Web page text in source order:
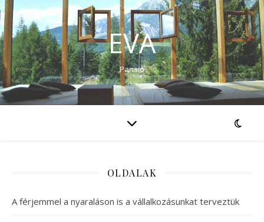
EVA
Pansio
OLDALAK
A férjemmel a nyaraláson is a vállalkozásunkat terveztük